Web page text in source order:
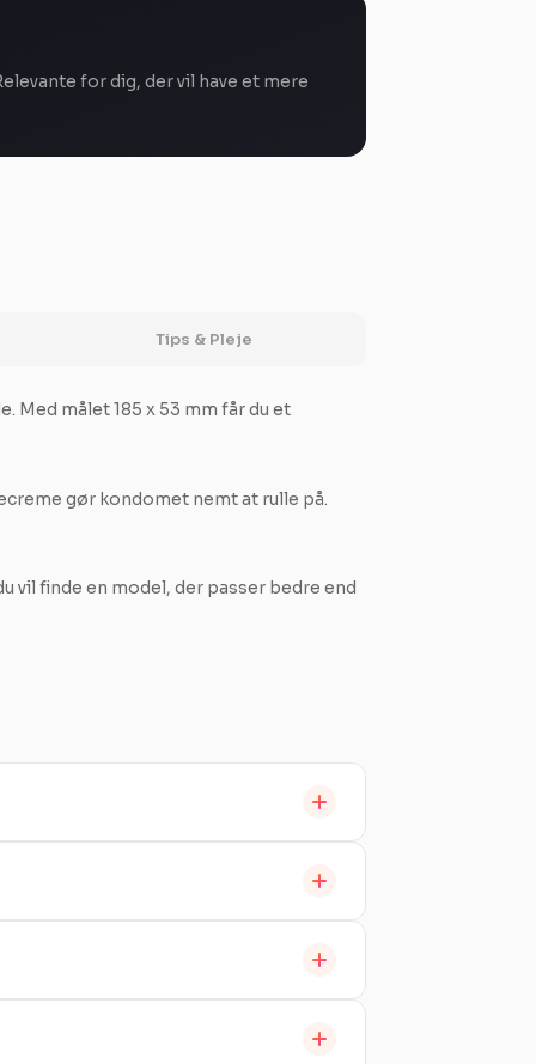
for dig, der vil have et mere
Tips & Pleje
Med målet 185 x 53 mm får du et
gør kondomet nemt at rulle på.
vil finde en model, der passer bedre end